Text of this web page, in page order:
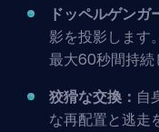
ドッペルゲンガ
影を投影します
最大60秒間持続
狡猾な交換： 自
な再配置と逃走